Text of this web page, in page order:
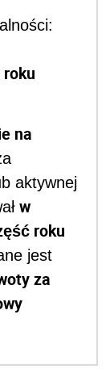
na
aktywnej
w
roku
jest
za